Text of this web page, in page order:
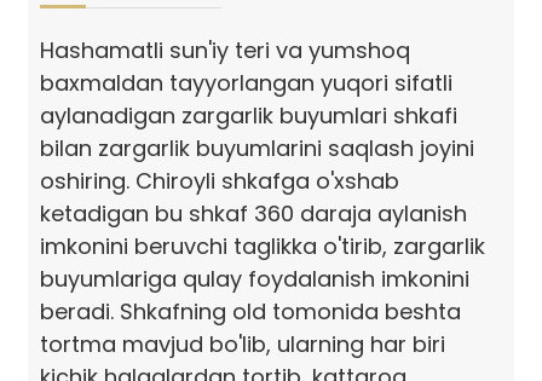
Hashamatli sun'iy teri va yumshoq
baxmaldan tayyorlangan yuqori sifatli
aylanadigan zargarlik buyumlari shkafi
bilan zargarlik buyumlarini saqlash joyini
oshiring. Chiroyli shkafga o'xshab
ketadigan bu shkaf 360 daraja aylanish
imkonini beruvchi taglikka o'tirib, zargarlik
buyumlariga qulay foydalanish imkonini
beradi. Shkafning old tomonida beshta
tortma mavjud bo'lib, ularning har biri